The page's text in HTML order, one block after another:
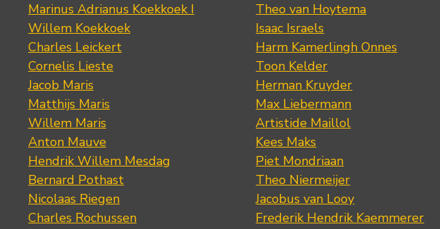
Marinus Adrianus Koekkoek I
Willem Koekkoek
Charles Leickert
Cornelis Lieste
Jacob Maris
Matthijs Maris
Willem Maris
Anton Mauve
Hendrik Willem Mesdag
Bernard Pothast
Nicolaas Riegen
Charles Rochussen
Theo van Hoytema
Isaac Israels
Harm Kamerlingh Onnes
Toon Kelder
Herman Kruyder
Max Liebermann
Artistide Maillol
Kees Maks
Piet Mondriaan
Theo Niermeijer
Jacobus van Looy
Frederik Hendrik Kaemmerer